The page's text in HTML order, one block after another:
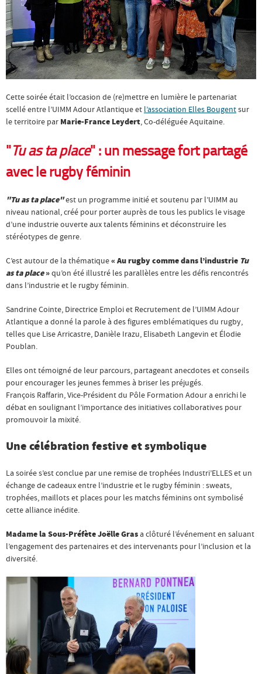
Cette soirée était l’occasion de (re)mettre en lumière le partenariat
scellé entre l’UIMM Adour Atlantique et l’association Elles Bougentsur
le territoire par Marie-France Leydert, Co-déléguée Aquitaine.
"Tu as ta place" : un message fort partagé
avec le rugby féminin
"Tu as ta place"est un programme initié et soutenu par l’UIMM au
niveau national, créé pour porter auprès de tous les publics le visage
d’une industrie ouverte aux talents féminins et déconstruire les
stéréotypes de genre.
C’est autour de la thématique« Au rugby comme dans l’industrie Tu
as ta place»qu’on été illustré les parallèles entre les défis rencontrés
dans l’industrie et le rugby féminin.
Sandrine Cointe, Directrice Emploi et Recrutement de l’UIMM Adour
Atlantique a donné la parole à des figures emblématiques du rugby,
telles que Lise Arricastre, Danièle Irazu, Elisabeth Langevin et Élodie
Poublan.
Elles ont témoigné de leur parcours, partageant anecdotes et conseils
pour encourager les jeunes femmes à briser les préjugés.
François Raffarin, Vice-Président du Pôle Formation Adour a enrichi le
débat en soulignant l’importance des initiatives collaboratives pour
promouvoir la mixité.
Une célébration festive et symbolique
La soirée s’est conclue par une remise de trophées Industri’ELLES et un
échange de cadeaux entre l’industrie et le rugby féminin : sweats,
trophées, maillots et places pour les matchs féminins ont symbolisé
cette alliance inédite.
Madame la Sous-Préfète Joëlle Grasa clôturé l’événement en saluant
l’engagement des partenaires et des intervenants pour l’inclusion et la
diversité.